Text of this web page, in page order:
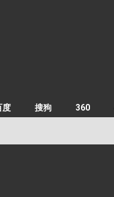
度 搜狗 360